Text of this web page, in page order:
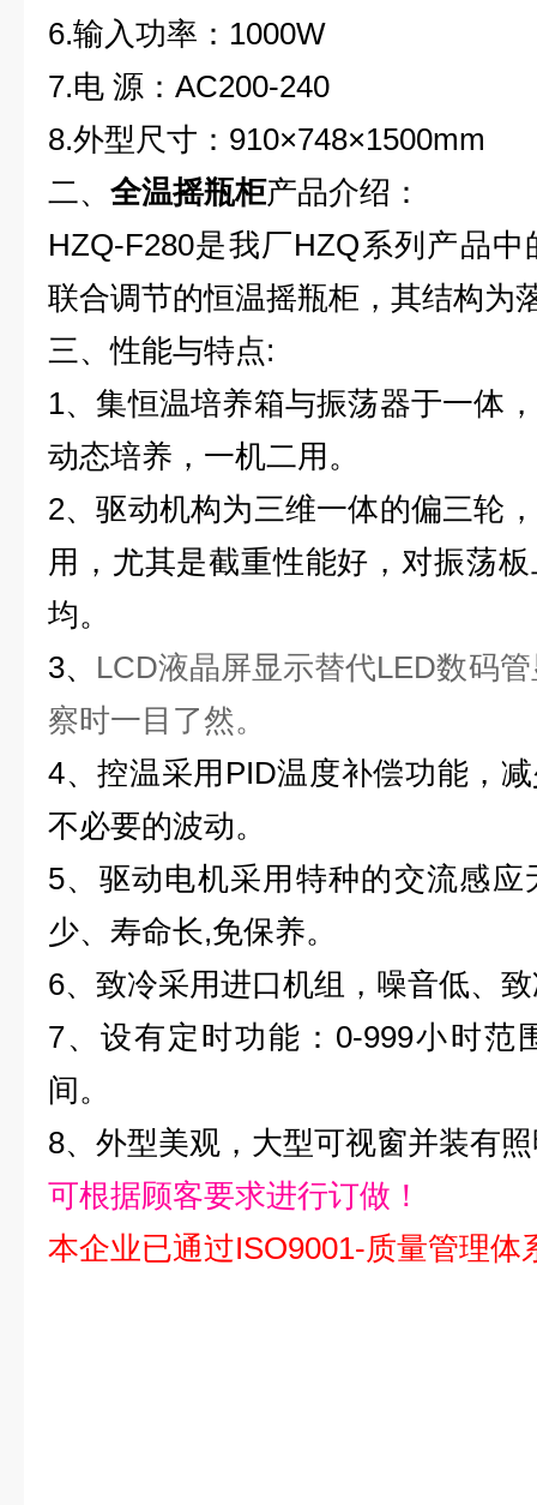
6.输入功率：1000W
7.电 源：AC200-240
8.外型尺寸：910×748×1500mm
二、 全温摇瓶柜产品介绍：
HZQ-F280是我厂HZQ系列产品
联合调节的恒温摇瓶柜 ，其结构为
三、性能与特点:
1、集恒温培养箱与振荡器于一体
动态培养，一机二用。
2、驱动机构为三维一体的偏三轮
用，尤其是截重性能好，对振荡
均。
3、 LCD液晶屏显示替代LED数码
察时一目了然。
4、控温采用PID温度补偿功能，
不必要的波动。
5、驱动电机采用特种的交流感
少、寿命长,免保养。
6、致冷采用进口机组，噪音低、
7、设有定时功能：0-999小时范
间。
8、外型美观，大型可视窗并装有
可根据顾客要求进行订做！
本企业已通过ISO9001-质量管理体